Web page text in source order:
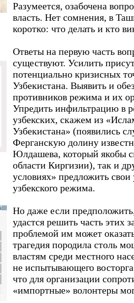
Разумеется, озабочена
власть. Нет сомнения, в
коротко: что делать и кто
Ответы на первую часть
существуют. Усилить
потенциально кризисных
Узбекистана. Выявить и
противников режима и их
Упредить инфильтрацию в
узбекских, скажем из
Узбекистана» (появились
Ферганскую долину
Юлдашева, который якобы
области Киргизии), так и
условиях» предложить
узбекского режима.
Но даже если
удастся решить часть этих
проблемой им может
трагедия породила столь
властям среди местного
не испытывающего
что для организации
«импортные» волонтеры